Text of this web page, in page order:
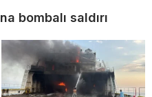
bombalı saldırı